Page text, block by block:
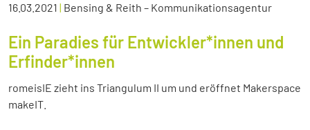
16.03.2021 | Bensing & Reith – Kommunikationsagentur
Ein Paradies für Entwickler*innen und
Erfinder*innen
romeisIE zieht ins Triangulum II um und eröffnet Makerspace
makeIT.